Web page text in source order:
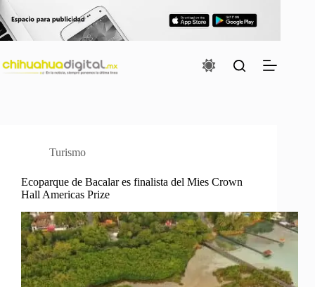
Saltar
al
contenido
Turismo
Ecoparque de Bacalar es finalista del Mies Crown
Hall Americas Prize